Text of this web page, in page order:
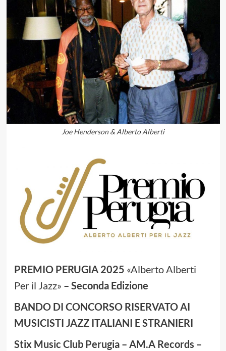
Joe Henderson & Alberto Alberti
PREMIO PERUGIA 2025 «Alberto Alberti
Per il Jazz» – Seconda Edizione
BANDO DI CONCORSO RISERVATO AI
MUSICISTI JAZZ ITALIANI E STRANIERI
Stix Music Club Perugia – AM.A Records –